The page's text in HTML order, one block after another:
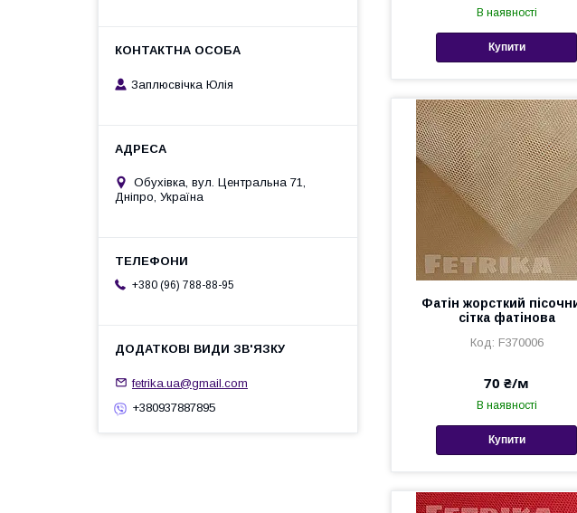
В наявності
Купити
Фатін жорсткий
сітка фатінова
F370006
70 ₴/м
В наявності
Купити
Заплюсвічка Юлія
Обухівка, вул. Центральна 71,
Дніпро, Україна
+380 (96) 788-88-95
fetrika.ua@gmail.com
+380937887895